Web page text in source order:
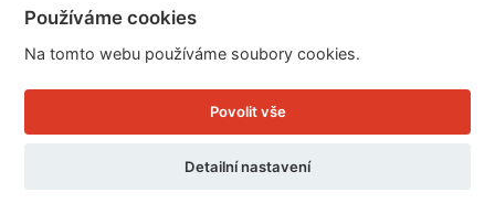
Používáme cookies
Na tomto webu používáme soubory cookies.
Povolit vše
Detailní nastavení